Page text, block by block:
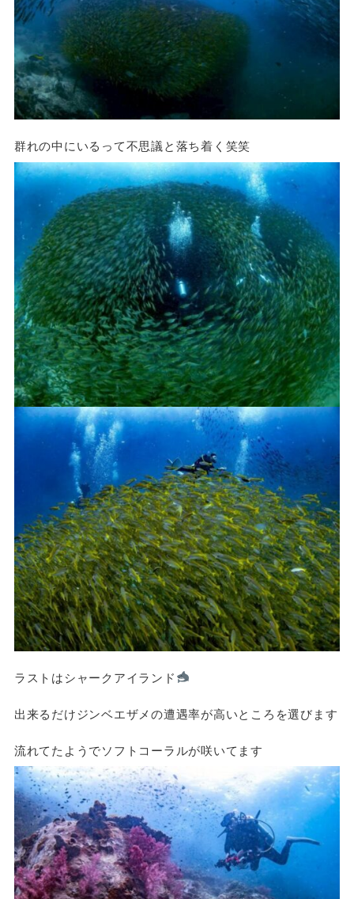
群れの中にいるって不思議と落ち着く笑笑
ラストはシャークアイランド
出来るだけジンベエザメの遭遇率が高いところを選びます
流れてたようでソフトコーラルが咲いてます